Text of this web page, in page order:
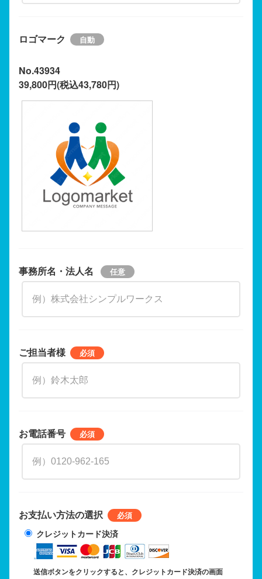
ロゴマーク
No.43934
39,800円(税込43,780円)
事務所名・法人名
ご担当者様
お電話番号
お支払い方法の選択
クレジットカード決済
送信ボタンをクリックすると、クレジットカード決済の画面